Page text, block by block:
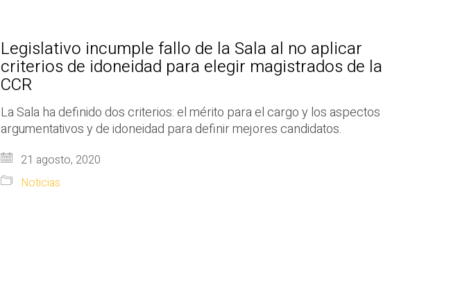
Legislativo incumple fallo de la Sala al no aplicar
criterios de idoneidad para elegir magistrados de la
CCR
La Sala ha definido dos criterios: el mérito para el cargo y los aspectos
argumentativos y de idoneidad para definir mejores candidatos.
21 agosto, 2020
Noticias